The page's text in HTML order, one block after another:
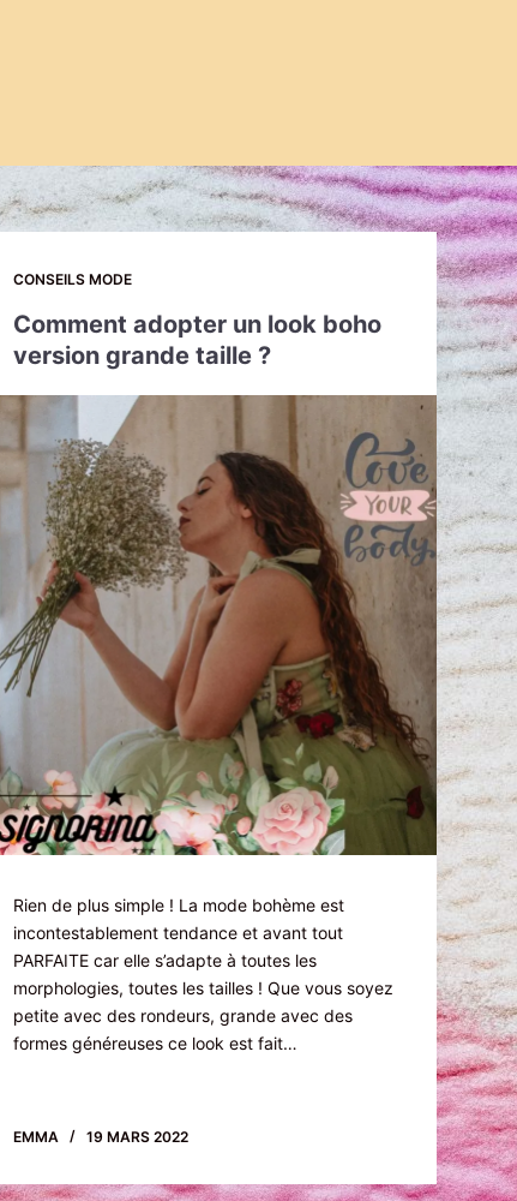
CONSEILS MODE
Comment adopter un look boho
version grande taille ?
Rien de plus simple ! La mode bohème est
incontestablement tendance et avant tout
PARFAITE car elle s’adapte à toutes les
morphologies, toutes les tailles ! Que vous soyez
petite avec des rondeurs, grande avec des
formes généreuses ce look est fait…
EMMA 19 MARS 2022